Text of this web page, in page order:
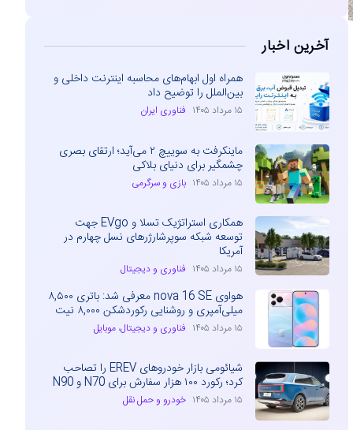
آخرین اخبار
همراه اول ابهام‌های محاسبه اینترنت داخلی و
بین‌الملل را توضیح داد
۱۵ مرداد ۱۴۰۵ فناوری ایران
ماینکرفت به سوییچ ۲ می‌آید؛ ارتقای بصری
چشمگیر برای دنیای بلاکی
۱۵ مرداد ۱۴۰۵ بازی و سرگرمی
همکاری استراتژیک تسلا و EVgo جهت
توسعه شبکه سوپرشارژرهای نسل چهارم در
آمریکا
۱۵ مرداد ۱۴۰۵ فناوری و دیجیتال
هواوی nova 16 SE معرفی شد: باتری ۸,۵۰۰
میلی‌آمپری و روشنایی رکوردشکن ۸,۰۰۰ نیت
۱۵ مرداد ۱۴۰۵ فناوری و دیجیتال،موبایل
شیائومی بازار خودروهای EREV را تصاحب
کرد؛ رکورد ۱۰۰ هزار سفارش برای N70 و N90
۱۵ مرداد ۱۴۰۵ خودرو و حمل نقل